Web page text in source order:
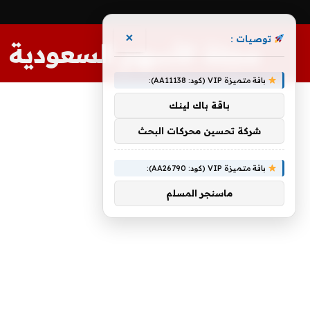
مجلة الأسهم السعودية
توصيات : ×
باقة متميزة VIP (كود: AA11138):
باقة باك لينك
شركة تحسين محركات البحث
باقة متميزة VIP (كود: AA26790):
ماسنجر المسلم